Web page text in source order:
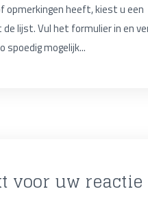
opmerkingen heeft, kiest u een
lijst. Vul het formulier in en
spoedig mogelijk...
voor uw reactie